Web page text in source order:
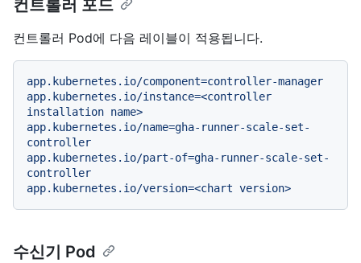
컨트롤러 포드
컨트롤러 Pod에 다음 레이블이 적용됩니다.
app.kubernetes.io/component=controller-manager
app.kubernetes.io/instance=<controller
installation name>
app.kubernetes.io/name=gha-runner-scale-set-
controller
app.kubernetes.io/part-of=gha-runner-scale-set-
controller
app.kubernetes.io/version=<chart version>
수신기 Pod